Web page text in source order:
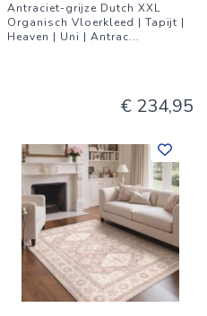
Antraciet-grijze Dutch XXL
Organisch Vloerkleed | Tapijt |
Heaven | Uni | Antrac...
€ 234,95